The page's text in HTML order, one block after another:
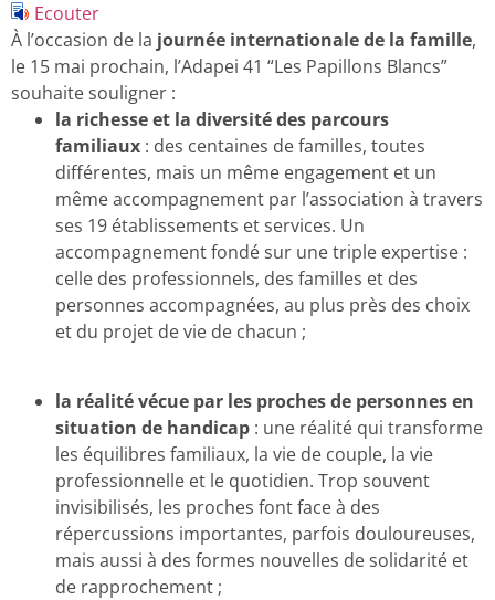
Ecouter
À l’occasion de la journée internationale de la famille,
le 15 mai prochain, l’Adapei 41 “Les Papillons Blancs”
souhaite souligner :
la richesse et la diversité des parcours
familiaux : des centaines de familles, toutes
différentes, mais un même engagement et un
même accompagnement par l’association à travers
ses 19 établissements et services. Un
accompagnement fondé sur une triple expertise :
celle des professionnels, des familles et des
personnes accompagnées, au plus près des choix
et du projet de vie de chacun ;
la réalité vécue par les proches de personnes en
situation de handicap : une réalité qui transforme
les équilibres familiaux, la vie de couple, la vie
professionnelle et le quotidien. Trop souvent
invisibilisés, les proches font face à des
répercussions importantes, parfois douloureuses,
mais aussi à des formes nouvelles de solidarité et
de rapprochement ;